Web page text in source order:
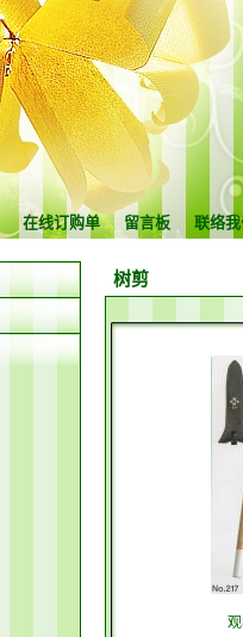
在线订购单 留言板 联络
树剪